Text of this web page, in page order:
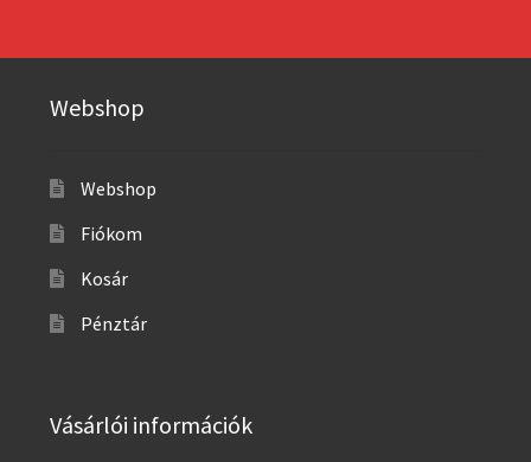
Webshop
Webshop
Fiókom
Kosár
Pénztár
Vásárlói információk